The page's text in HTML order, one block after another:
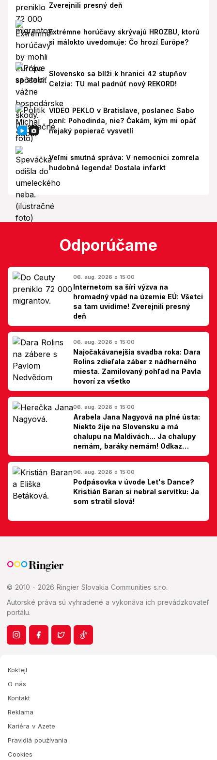
Zverejnili presný deň
Extrémne horúčavy skrývajú HROZBU, ktorú
si málokto uvedomuje: Čo hrozí Európe?
Slovensko sa blíži k hranici 42 stupňov
Celzia: TU mal padnúť nový REKORD!
VIDEO PEKLO v Bratislave, poslanec Sabo
pení: Pohodinda, nie? Čakám, kým mi opäť
nejaký popierač vysvetlí
Veľmi smutná správa: V nemocnici zomrela
hudobná legenda! Dostala infarkt
Odporúčame
06. aug. 2026 o 15:00
Internetom sa šíri výzva na
hromadný vpád na územie EÚ: Všetci
sa tam uvidíme! Zverejnili presný
deň
06. aug. 2026 o 15:00
Najočakávanejšia svadba roka: Dara
Rolins zdieľala záber z nádherného
miesta. Zamilovaný pohľad na Pavla
hovorí za všetko
06. aug. 2026 o 15:00
Arabela Jana Nagyová na plné ústa:
Niekto žije na Slovensku a má
chalupu na Maldivách... Ja chalupy
nemám, baráky nemám! Odkaz
Slovákom
06. aug. 2026 o 15:00
Podpásovka v úvode Let's Dance?
Kristián Baran si nebral servítku: Ja
som stratil slová!
© 2010 - 2026 Ringier Slovakia Communities s.r.o.
Autorské práva sú vyhradené a vykonáva ich prevádzkovateľ
portálu.
Koktejl
O nás
Kontakt
Reklama
Kariéra v Azete
Pravidlá používania
Cookies